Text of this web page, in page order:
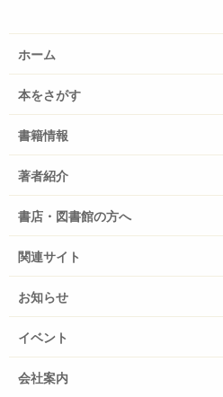
ホーム
本をさがす
書籍情報
著者紹介
書店・図書館の方へ
関連サイト
お知らせ
イベント
会社案内